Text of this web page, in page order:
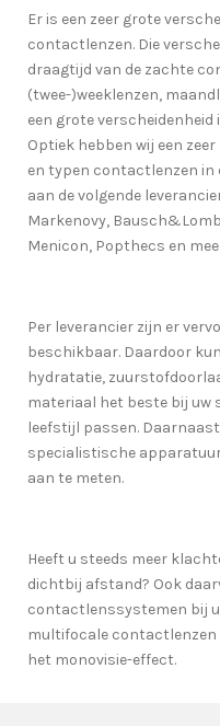
Er is een zeer grote
contactlenzen. Die
draagtijd van de zachte
(twee-)weeklenzen,
een grote
Optiek hebben wij een
en typen contactlenzen
aan de volgende
Markenovy,
Menicon, Popthecs en
Per leverancier zijn er
beschikbaar. Daardoor
hydratatie,
materiaal het beste bij uw
leefstijl passen.
specialistische
aan te meten.
Heeft u steeds meer
dichtbij afstand? Ook
contactlenssystemen bij
multifocale contactlenzen
het monovisie-effect.